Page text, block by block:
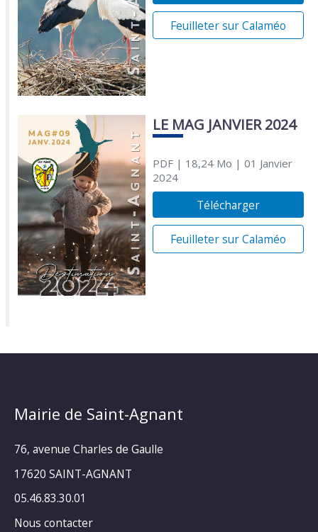
Feuilleter sur Calaméo
LE MAG JANVIER 2024
PDF| 18,24 Mo | 01 Janvier
2024
Télécharger
Feuilleter sur Calaméo
Mairie de Saint-Agnant
76, avenue Charles de Gaulle
17620 SAINT-AGNANT
05.46.83.30.01
Nous contacter